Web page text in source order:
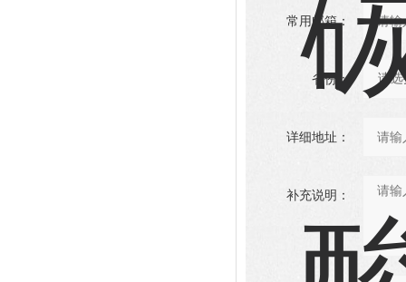
常用邮箱：
省份：
详细地址：
补充说明：